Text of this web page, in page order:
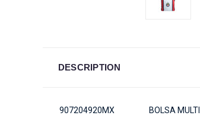
DESCRIPTION
907204920MX BOLSA